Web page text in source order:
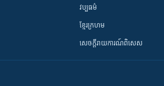
វប្បធម៌
ខ្មែរក្រហម
សេចក្តីរាយការណ៍ពិសេស